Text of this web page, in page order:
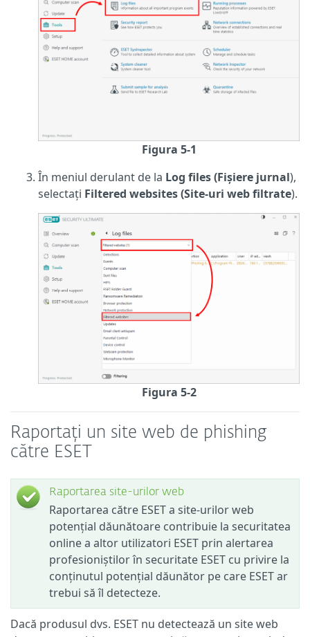
Figura 5-1
În meniul derulant de la Log files (Fișiere jurnal),
selectați Filtered websites (Site-uri web filtrate).
Figura 5-2
Raportați un site web de phishing
către ESET
Raportarea site-urilor web
Raportarea către ESET a site-urilor web
potențial dăunătoare contribuie la securitatea
online a altor utilizatori ESET prin alertarea
profesioniștilor în securitate ESET cu privire la
conținutul potențial dăunător pe care ESET ar
trebui să îl detecteze.
Dacă produsul dvs. ESET nu detectează un site web